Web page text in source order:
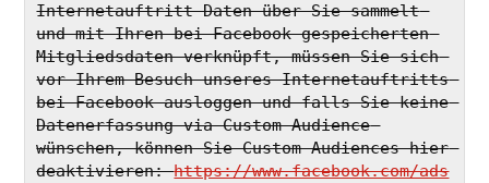
Internetauftritt Daten über Sie sammelt
und mit Ihren bei Facebook gespeicherten
Mitgliedsdaten verknüpft, müssen Sie sich
vor Ihrem Besuch unseres Internetauftritts
bei Facebook ausloggen und falls Sie keine
Datenerfassung via Custom Audience
wünschen, können Sie Custom Audiences hier
deaktivieren: https://www.facebook.com/ads